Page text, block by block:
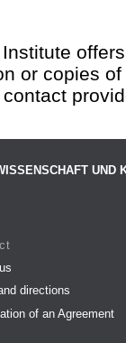
or copies
UND
directions
of an Agreement